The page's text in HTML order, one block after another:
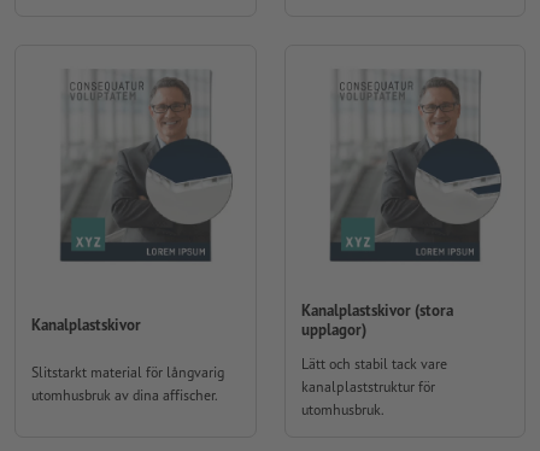
Kanalplastskivor
Slitstarkt material för långvarig
utomhusbruk av dina affischer.
Kanalplastskivor (stora
upplagor)
Lätt och stabil tack vare
kanalplaststruktur för
utomhusbruk.